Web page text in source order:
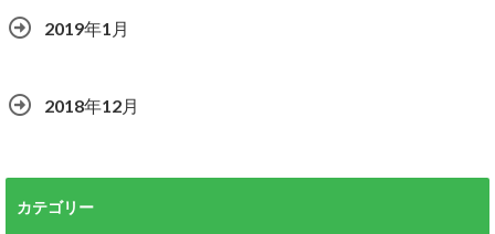
2019年1月
2018年12月
カテゴリー